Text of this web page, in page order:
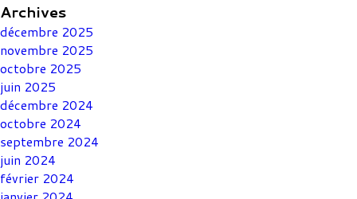
Archives
décembre 2025
novembre 2025
octobre 2025
juin 2025
décembre 2024
octobre 2024
septembre 2024
juin 2024
février 2024